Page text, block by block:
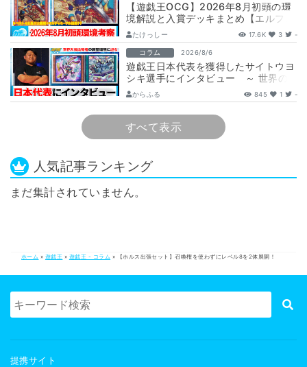
【遊戯王OCG】2026年8月初頭の環
境解説と入賞デッキまとめ【エルフェ
ンノーツ/トゥーン/キラーチューン/
ウ…
たけっしー 17.6K 3 -
コラム 2026/8/6
遊戯王日本代表を獲得したサイトウヨ
シキ選手にインタビュー ～ 世界の
舞台へ挑む、サイトウ選手の軌跡と決
意 ～
からふる 845 1 -
すべて表示
人気記事ランキング
まだ集計されていません。
ホーム » 遊戯王 » 遊戯王 - コラム » 【ホルス出張セット】召喚権を使わずにレベル8を2体展開！
提携サイト